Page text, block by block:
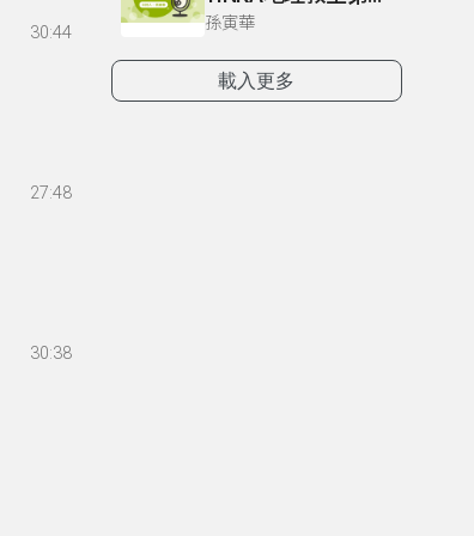
30:44
27:48
30:38
孫寅華
載入更多